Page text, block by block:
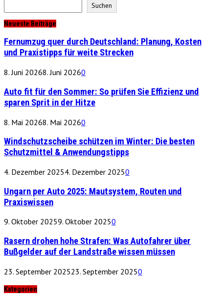
Suchen
Neueste Beiträge
Fernumzug quer durch Deutschland: Planung, Kosten
und Praxistipps für weite Strecken
8. Juni 20268. Juni 20260
Auto fit für den Sommer: So prüfen Sie Effizienz und
sparen Sprit in der Hitze
8. Mai 20268. Mai 20260
Windschutzscheibe schützen im Winter: Die besten
Schutzmittel & Anwendungstipps
4. Dezember 20254. Dezember 20250
Ungarn per Auto 2025: Mautsystem, Routen und
Praxiswissen
9. Oktober 20259. Oktober 20250
Rasern drohen hohe Strafen: Was Autofahrer über
Bußgelder auf der Landstraße wissen müssen
23. September 202523. September 20250
Kategorien